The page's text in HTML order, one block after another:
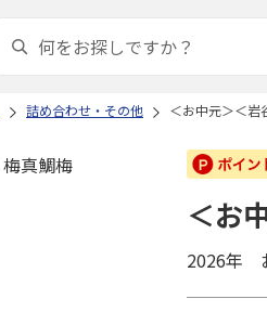
詰め合わせ・その他 ＜お中元＞＜
＜お
2026年